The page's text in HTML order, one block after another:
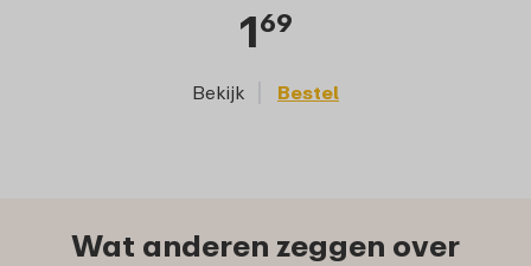
169
Bekijk Bestel
Wat anderen zeggen over